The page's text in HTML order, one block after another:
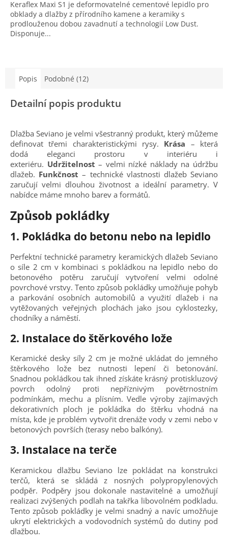
Keraflex Maxi S1 je deformovatelné cementové lepidlo pro
obklady a dlažby z přírodního kamene a keramiky s
prodlouženou dobou zavadnutí a technologií Low Dust.
Disponuje...
Popis Podobné (12)
Detailní popis produktu
Dlažba Seviano je velmi všestranný produkt, který můžeme
definovat třemi charakteristickými rysy. Krása – která
dodá eleganci prostoru v interiéru i
exteriéru. Udržitelnost – velmi nízké náklady na údržbu
dlažeb. Funkčnost – technické vlastnosti dlažeb Seviano
zaručují velmi dlouhou životnost a ideální parametry. V
nabídce máme mnoho barev a formátů.
Způsob pokládky
1. Pokládka do betonu nebo na lepidlo
Perfektní technické parametry keramických dlažeb Seviano
o síle 2 cm v kombinaci s pokládkou na lepidlo nebo do
betonového potěru zaručují vytvoření velmi odolné
povrchové vrstvy. Tento způsob pokládky umožňuje pohyb
a parkování osobních automobilů a využití dlažeb i na
vytěžovaných veřejných plochách jako jsou cyklostezky,
chodníky a náměstí.
2. Instalace do štěrkového lože
Keramické desky síly 2 cm je možné ukládat do jemného
štěrkového lože bez nutnosti lepení či betonování.
Snadnou pokládkou tak ihned získáte krásný protiskluzový
povrch odolný proti nepříznivým povětrnostním
podmínkám, mechu a plísním. Vedle výroby zajímavých
dekorativních ploch je pokládka do štěrku vhodná na
místa, kde je problém vytvořit drenáže vody v zemi nebo v
betonových površích (terasy nebo balkóny).
3. Instalace na terče
Keramickou dlažbu Seviano lze pokládat na konstrukci
terčů, která se skládá z nosných polypropylenových
podpěr. Podpěry jsou dokonale nastavitelné a umožňují
realizaci zvýšených podlah na takřka libovolném podkladu.
Tento způsob pokládky je velmi snadný a navíc umožňuje
ukrytí elektrických a vodovodních systémů do dutiny pod
dlažbou.